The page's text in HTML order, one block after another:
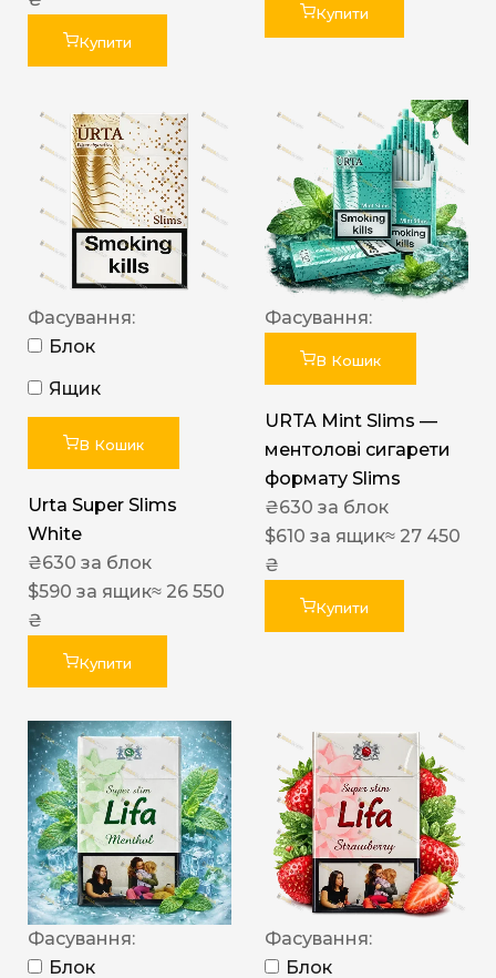
Купити
Купити
Фасування:
Блок
Ящик
В Кошик
Urta Super Slims
White
₴630 за блок
$590 за ящик≈ 26 550
₴
Купити
Фасування:
В Кошик
URTA Mint Slims —
ментолові сигарети
формату Slims
₴630 за блок
$610 за ящик≈ 27 450
₴
Купити
Фасування:
Блок
Фасування:
Блок